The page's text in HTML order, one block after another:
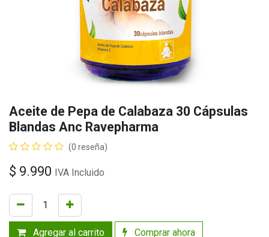
Aceite de Pepa de Calabaza 30 Cápsulas
Blandas Anc Ravepharma
(0 reseña)
$ 9.990 IVA Incluido
Agregar al carrito Comprar ahora